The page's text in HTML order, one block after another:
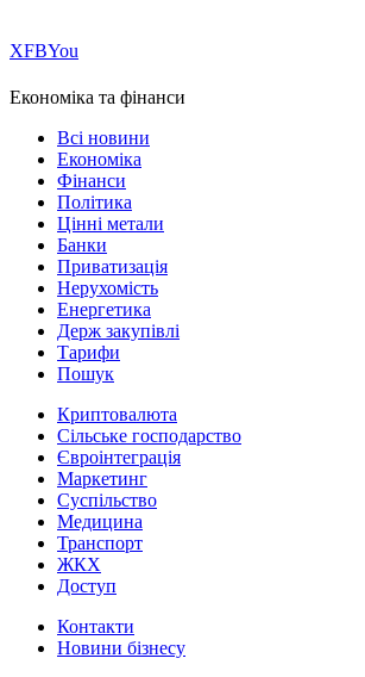
ХFBYou
Економіка та фінанси
Всі новини
Економіка
Фінанси
Політика
Цінні метали
Банки
Приватизація
Нерухомість
Енергетика
Держ закупівлі
Тарифи
Пошук
Криптовалюта
Сільське господарство
Євроінтеграція
Маркетинг
Суспільство
Медицина
Транспорт
ЖКХ
Доступ
Контакти
Новини бізнесу